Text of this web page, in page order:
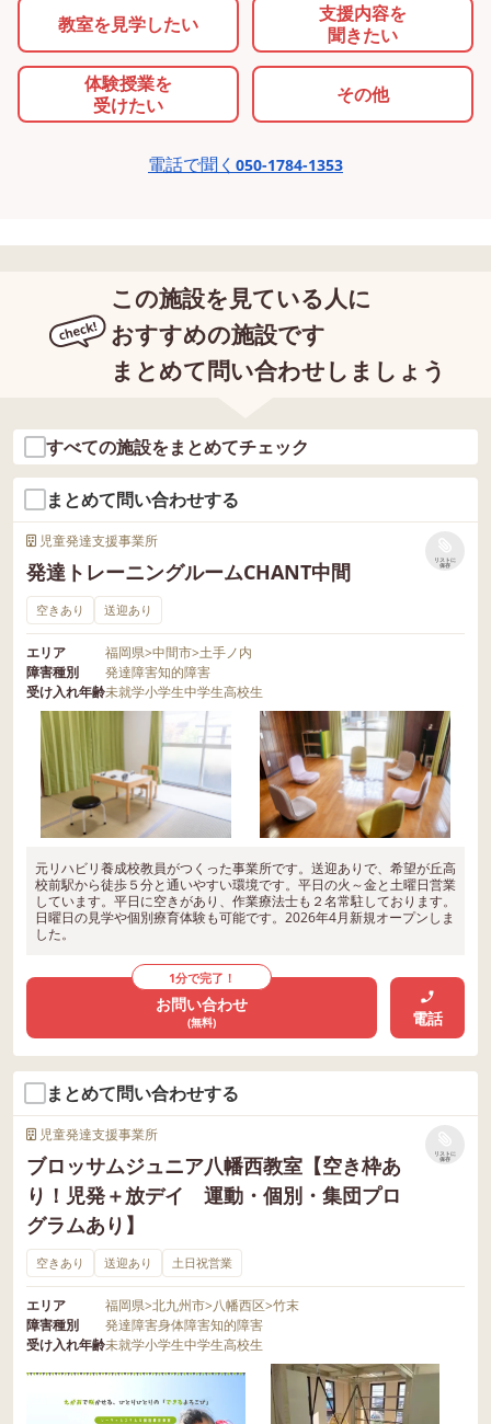
教室を見学したい
支援内容を
聞きたい
体験授業を
受けたい
その他
電話で聞く 050-1784-1353
この施設を見ている人に
おすすめの施設です
まとめて問い合わせしましょう
すべての施設をまとめてチェック
まとめて問い合わせする
児童発達支援事業所
発達トレーニングルームCHANT中間
リストに
保存
空きあり 送迎あり
エリア 福岡県>中間市>土手ノ内
障害種別
発達障害知的障害
受け入れ年齢未就学小学生中学生高校生
元リハビリ養成校教員がつくった事業所です。送迎ありで、希望が丘高
校前駅から徒歩５分と通いやすい環境です。平日の火～金と土曜日営業
しています。平日に空きがあり、作業療法士も２名常駐しております。
日曜日の見学や個別療育体験も可能です。2026年4月新規オープンしま
した。
1分で完了！
お問い合わせ
(無料) 電話
まとめて問い合わせする
児童発達支援事業所
ブロッサムジュニア八幡西教室【空き枠あ
り！児発＋放デイ 運動・個別・集団プロ
グラムあり】
リストに
保存
空きあり 送迎あり 土日祝営業
エリア 福岡県>北九州市>八幡西区>竹末
障害種別
発達障害身体障害知的障害
受け入れ年齢未就学小学生中学生高校生